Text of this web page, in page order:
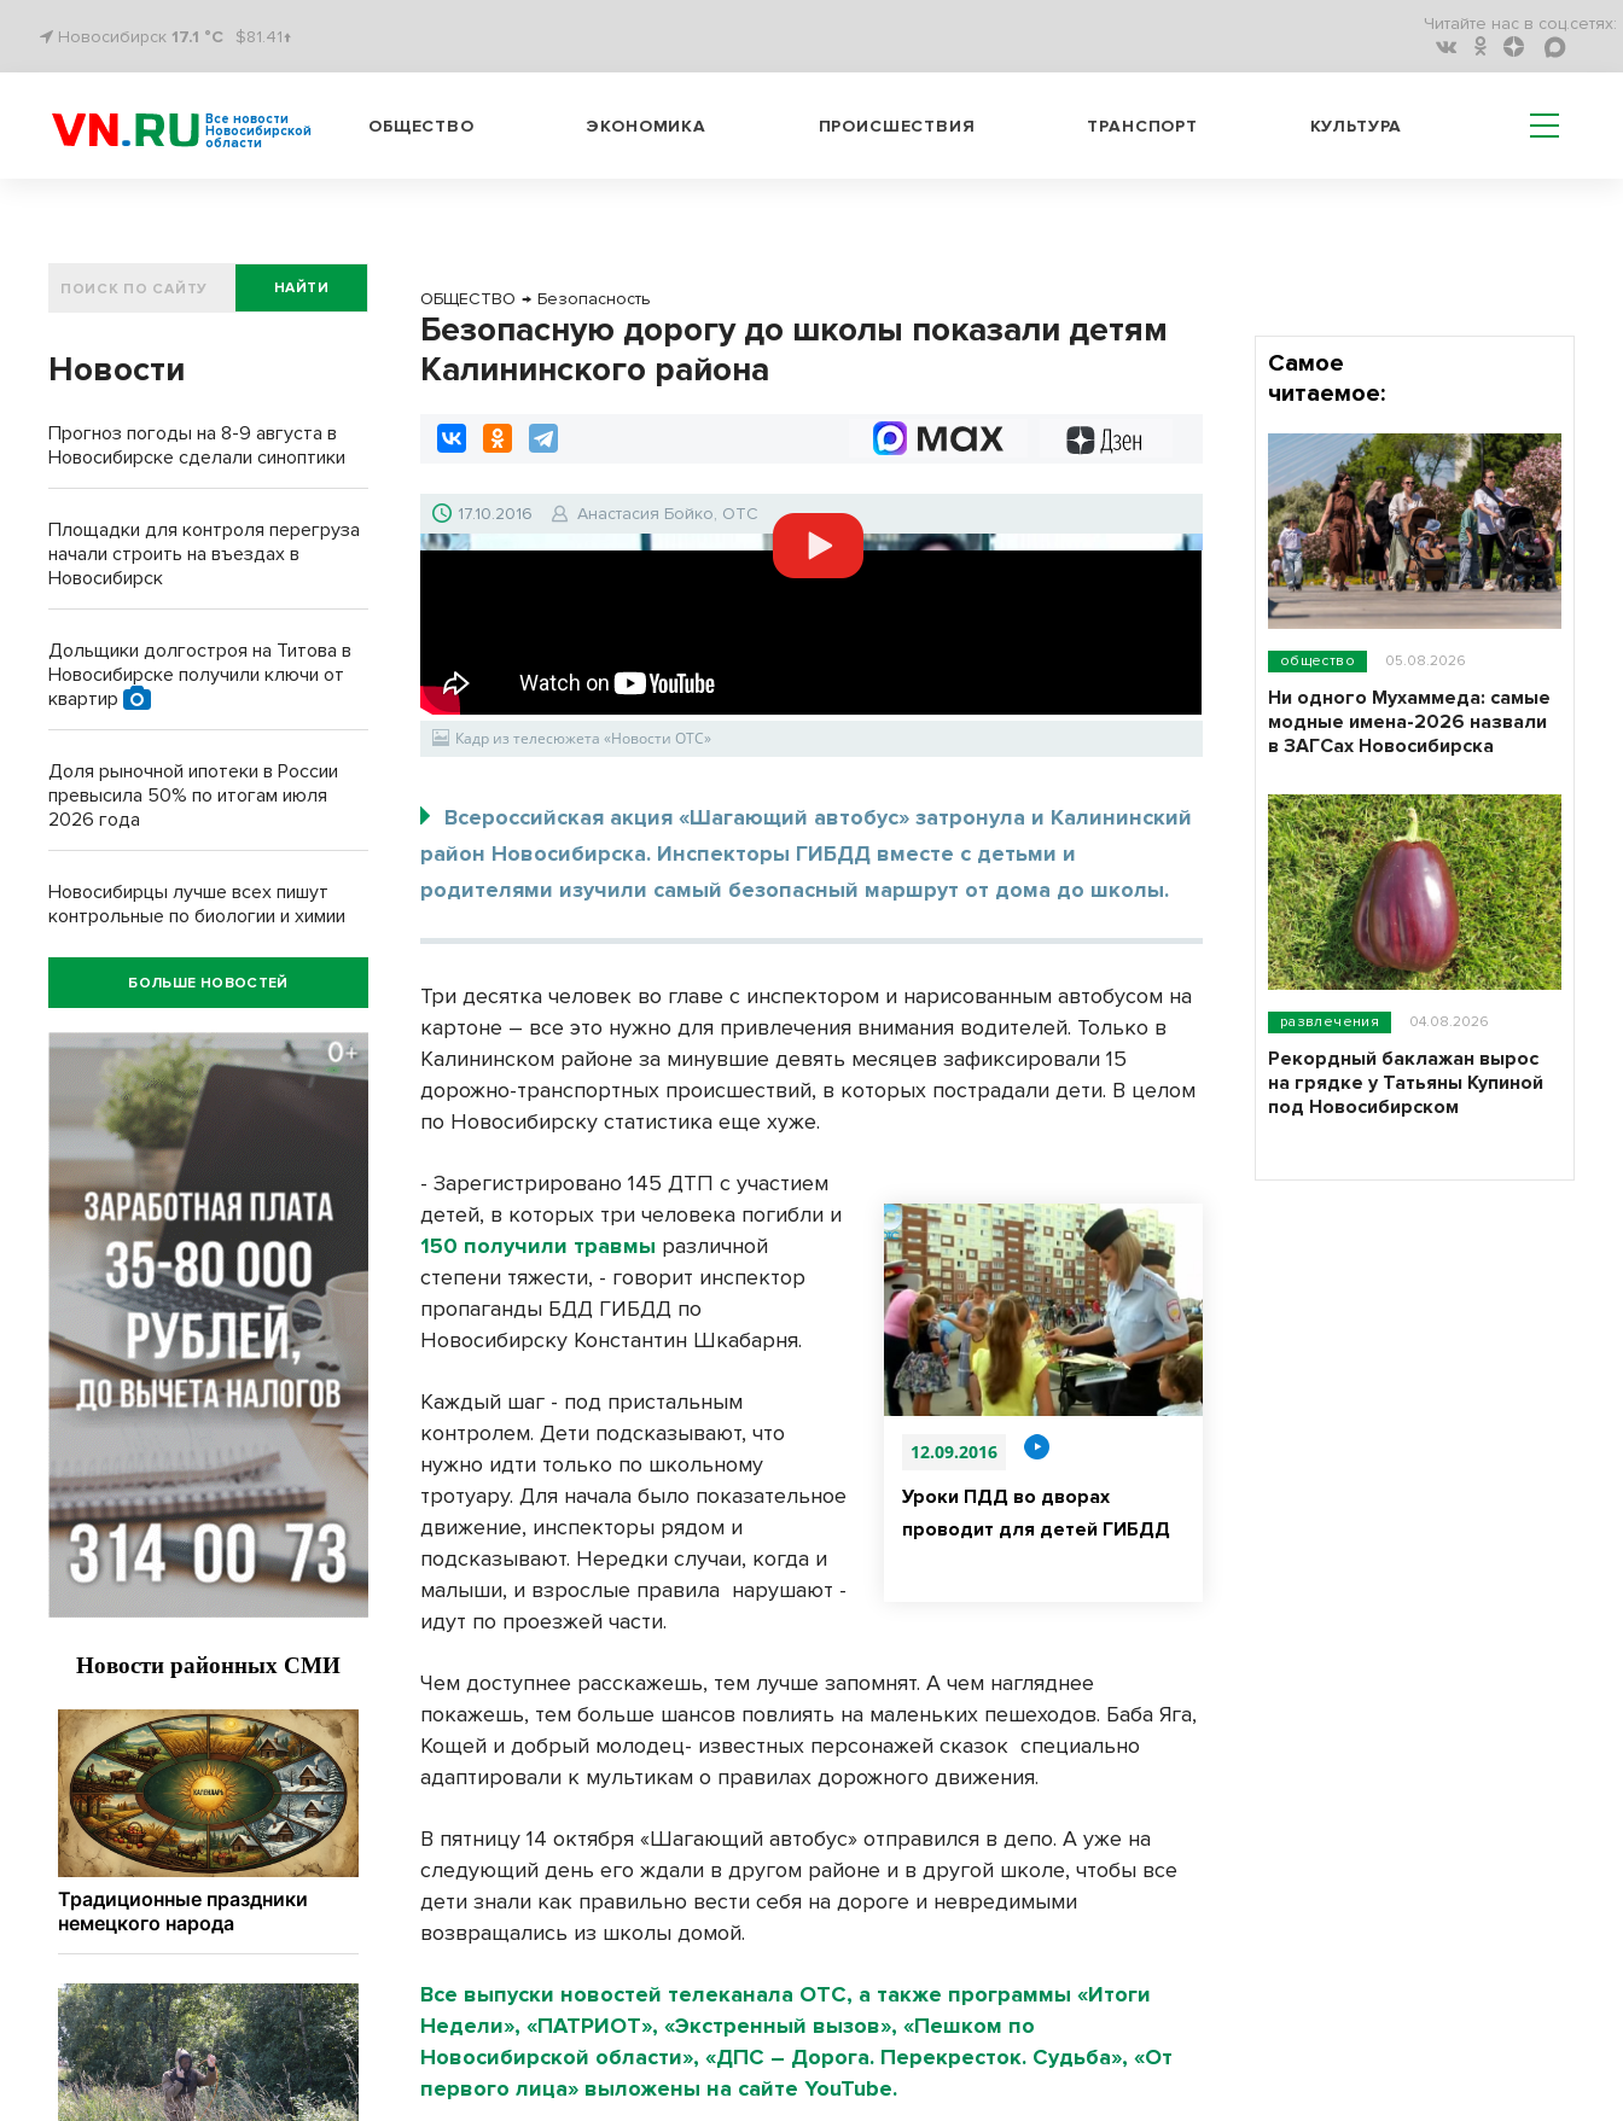
Новосибирск 17.1 °C $81.41↑
Читайте нас в соц.сетях:
Все новости
Новосибирской
области
ОБЩЕСТВО ЭКОНОМИКА ПРОИСШЕСТВИЯ ТРАНСПОРТ КУЛЬТУРА
ОБЩЕСТВО → Безопасность
Безопасную дорогу до школы показали детям
Калининского района
17.10.2016 Анастасия Бойко, ОТС
Кадр из телесюжета «Новости ОТС»
Всероссийская акция «Шагающий автобус» затронула и Калининский
район Новосибирска. Инспекторы ГИБДД вместе с детьми и
родителями изучили самый безопасный маршрут от дома до школы.
Три десятка человек во главе с инспектором и нарисованным автобусом на
картоне – все это нужно для привлечения внимания водителей. Только в
Калининском районе за минувшие девять месяцев зафиксировали 15
дорожно-транспортных происшествий, в которых пострадали дети. В целом
по Новосибирску статистика еще хуже.
12.09.2016
Уроки ПДД во дворах
проводит для детей ГИБДД
- Зарегистрировано 145 ДТП с участием
детей, в которых три человека погибли и
150 получили травмы различной
степени тяжести, - говорит инспектор
пропаганды БДД ГИБДД по
Новосибирску Константин Шкабарня.
Каждый шаг - под пристальным
контролем. Дети подсказывают, что
нужно идти только по школьному
тротуару. Для начала было показательное
движение, инспекторы рядом и
подсказывают. Нередки случаи, когда и
малыши, и взрослые правила нарушают -
идут по проезжей части.
Чем доступнее расскажешь, тем лучше запомнят. А чем нагляднее
покажешь, тем больше шансов повлиять на маленьких пешеходов. Баба Яга,
Кощей и добрый молодец- известных персонажей сказок специально
адаптировали к мультикам о правилах дорожного движения.
В пятницу 14 октября «Шагающий автобус» отправился в депо. А уже на
следующий день его ждали в другом районе и в другой школе, чтобы все
дети знали как правильно вести себя на дороге и невредимыми
возвращались из школы домой.
Все выпуски новостей телеканала ОТС, а также программы «Итоги
Недели», «ПАТРИОТ», «Экстренный вызов», «Пешком по
Новосибирской области», «ДПС – Дорога. Перекресток. Судьба», «От
первого лица» выложены на сайте YouTube.
НАЙТИ
Новости
Прогноз погоды на 8-9 августа в
Новосибирске сделали синоптики
Площадки для контроля перегруза
начали строить на въездах в
Новосибирск
Дольщики долгостроя на Титова в
Новосибирске получили ключи от
квартир
Доля рыночной ипотеки в России
превысила 50% по итогам июля
2026 года
Новосибирцы лучше всех пишут
контрольные по биологии и химии
БОЛЬШЕ НОВОСТЕЙ
Самое
читаемое:
общество 05.08.2026
Ни одного Мухаммеда: самые
модные имена-2026 назвали
в ЗАГСах Новосибирска
развлечения 04.08.2026
Рекордный баклажан вырос
на грядке у Татьяны Купиной
под Новосибирском